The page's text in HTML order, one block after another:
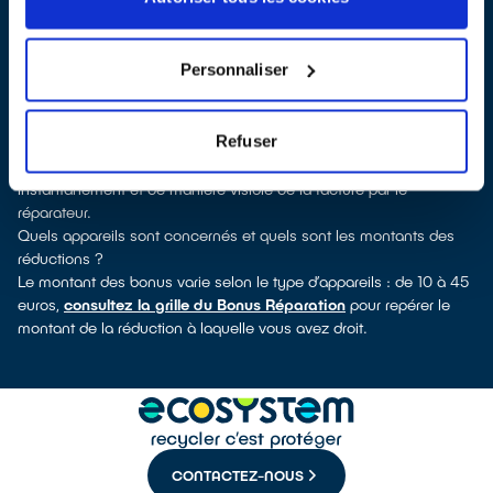
Personnaliser
Refuser
verrez pour quels types d’appareils ce professionnel a obtenu le
label. Congélateur, lave-vaisselle, petit électroménager, TV,
d’appareils son réparateur spécialisé et labellisé QualiRépar.
Consulter l’annuaire
Comment bénéficier du Bonus Réparation à Derval ?
Le Bonus Réparation est en vigueur chez tous les professionnels
de la réparation ayant obtenu le label QualiRépar. Il est déduit
instantanément et de manière visible de la facture par le
réparateur.
Quels appareils sont concernés et quels sont les montants des
réductions ?
Le montant des bonus varie selon le type d’appareils : de 10 à 45
euros, consultez la grille du Bonus Réparation pour repérer le
montant de la réduction à laquelle vous avez droit.
CONTACTEZ-NOUS